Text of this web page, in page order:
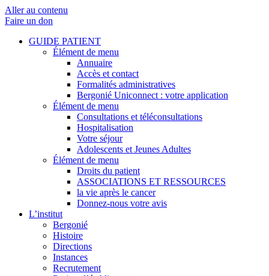
Aller au contenu
Faire un don
GUIDE PATIENT
Élément de menu
Annuaire
Accès et contact
Formalités administratives
Bergonié Uniconnect : votre application
Élément de menu
Consultations et téléconsultations
Hospitalisation
Votre séjour
Adolescents et Jeunes Adultes
Élément de menu
Droits du patient
ASSOCIATIONS ET RESSOURCES
la vie après le cancer
Donnez-nous votre avis
L’institut
Bergonié
Histoire
Directions
Instances
Recrutement